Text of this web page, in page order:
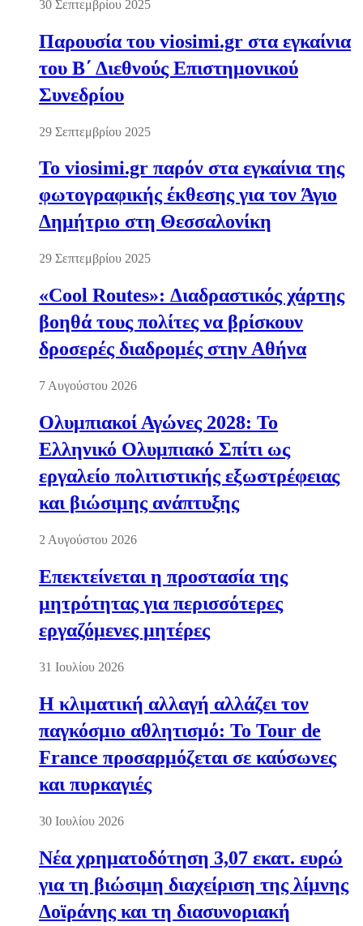
30 Σεπτεμβρίου 2025
Παρουσία του viosimi.gr στα εγκαίνια
του Β΄ Διεθνούς Επιστημονικού
Συνεδρίου
29 Σεπτεμβρίου 2025
Το viosimi.gr παρόν στα εγκαίνια της
φωτογραφικής έκθεσης για τον Άγιο
Δημήτριο στη Θεσσαλονίκη
29 Σεπτεμβρίου 2025
«Cool Routes»: Διαδραστικός χάρτης
βοηθά τους πολίτες να βρίσκουν
δροσερές διαδρομές στην Αθήνα
7 Αυγούστου 2026
Ολυμπιακοί Αγώνες 2028: Το
Ελληνικό Ολυμπιακό Σπίτι ως
εργαλείο πολιτιστικής εξωστρέφειας
και βιώσιμης ανάπτυξης
2 Αυγούστου 2026
Επεκτείνεται η προστασία της
μητρότητας για περισσότερες
εργαζόμενες μητέρες
31 Ιουλίου 2026
Η κλιματική αλλαγή αλλάζει τον
παγκόσμιο αθλητισμό: Το Tour de
France προσαρμόζεται σε καύσωνες
και πυρκαγιές
30 Ιουλίου 2026
Νέα χρηματοδότηση 3,07 εκατ. ευρώ
για τη βιώσιμη διαχείριση της λίμνης
Δοϊράνης και τη διασυνοριακή